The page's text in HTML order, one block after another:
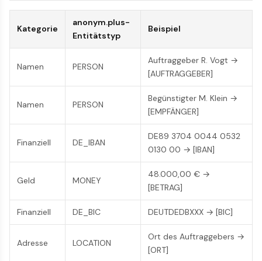
Kategorie
anonym.plus-
Entitätstyp
Beispiel
Namen PERSON
Auftraggeber R. Vogt →
[AUFTRAGGEBER]
Namen PERSON
Begünstigter M. Klein →
[EMPFÄNGER]
Finanziell DE_IBAN
DE89 3704 0044 0532
0130 00 → [IBAN]
Geld MONEY
48.000,00 € →
[BETRAG]
Finanziell DE_BIC DEUTDEDBXXX → [BIC]
Adresse LOCATION
Ort des Auftraggebers →
[ORT]